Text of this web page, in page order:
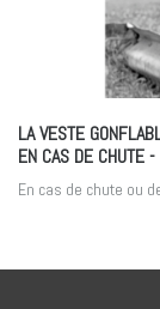
LA VESTE
EN CAS DE CHUTE-
En cas de chute ou